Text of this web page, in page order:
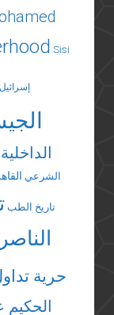
Sisi
إسرائيل
الداخلية
الشرعي
تاريخ الطب
الناصر
حرية
الحكيم